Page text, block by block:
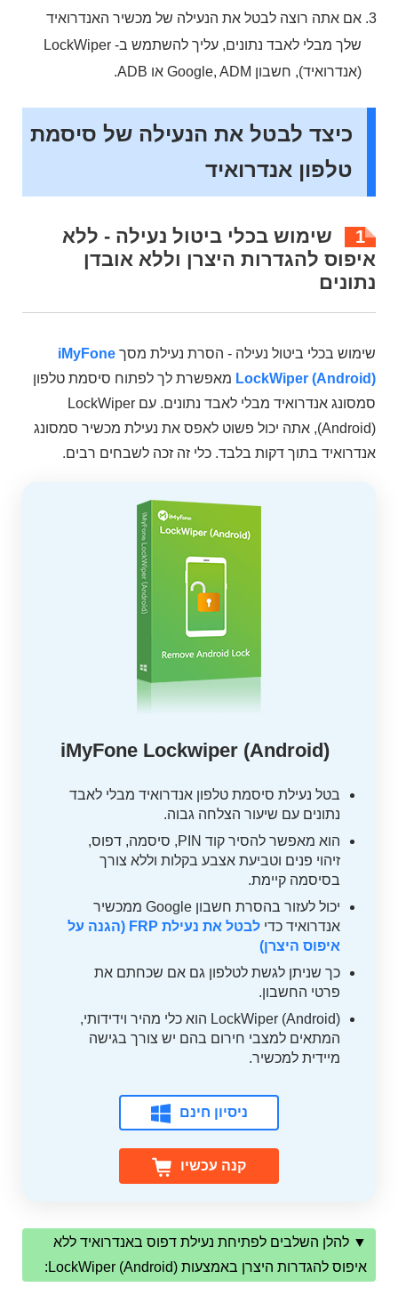
אם אתה רוצה לבטל את הנעילה של מכשיר האנדרואיד
שלך מבלי לאבד נתונים, עליך להשתמש ב- LockWiper
(אנדרואיד), חשבון Google, ADM או ADB.
כיצד לבטל את הנעילה של סיסמת
טלפון אנדרואיד
1
שימוש בכלי ביטול נעילה - ללא
איפוס להגדרות היצרן וללא אובדן
נתונים
שימוש בכלי ביטול נעילה - הסרת נעילת מסך iMyFone
LockWiper (Android) מאפשרת לך לפתוח סיסמת טלפון
סמסונג אנדרואיד מבלי לאבד נתונים. עם LockWiper
(Android), אתה יכול פשוט לאפס את נעילת מכשיר סמסונג
אנדרואיד בתוך דקות בלבד. כלי זה זכה לשבחים רבים.
iMyFone Lockwiper (Android)
בטל נעילת סיסמת טלפון אנדרואיד מבלי לאבד
נתונים עם שיעור הצלחה גבוה.
הוא מאפשר להסיר קוד PIN, סיסמה, דפוס,
זיהוי פנים וטביעת אצבע בקלות וללא צורך
בסיסמה קיימת.
יכול לעזור בהסרת חשבון Google ממכשיר
אנדרואיד כדי
לבטל את נעילת FRP (הגנה על
איפוס היצרן)
כך שניתן לגשת לטלפון גם אם שכחתם את
פרטי החשבון.
LockWiper (Android) הוא כלי מהיר וידידותי,
המתאים למצבי חירום בהם יש צורך בגישה
מיידית למכשיר.
ניסיון חינם
קנה עכשיו
▼ להלן השלבים לפתיחת נעילת דפוס באנדרואיד ללא
איפוס להגדרות היצרן באמצעות LockWiper (Android):